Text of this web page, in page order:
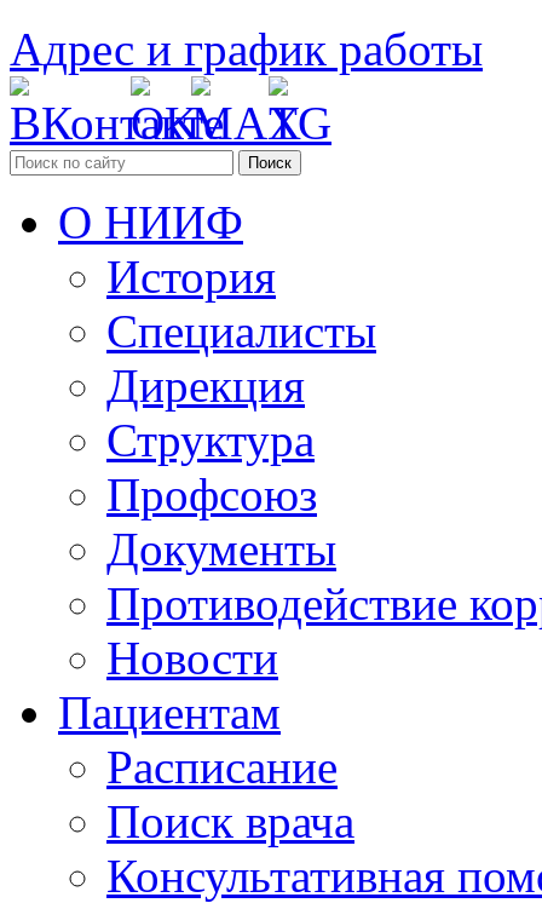
Адрес и график работы
Поиск
О НИИФ
История
Специалисты
Дирекция
Структура
Профсоюз
Документы
Противодействие
Новости
Пациентам
Расписание
Поиск врача
Консультативная